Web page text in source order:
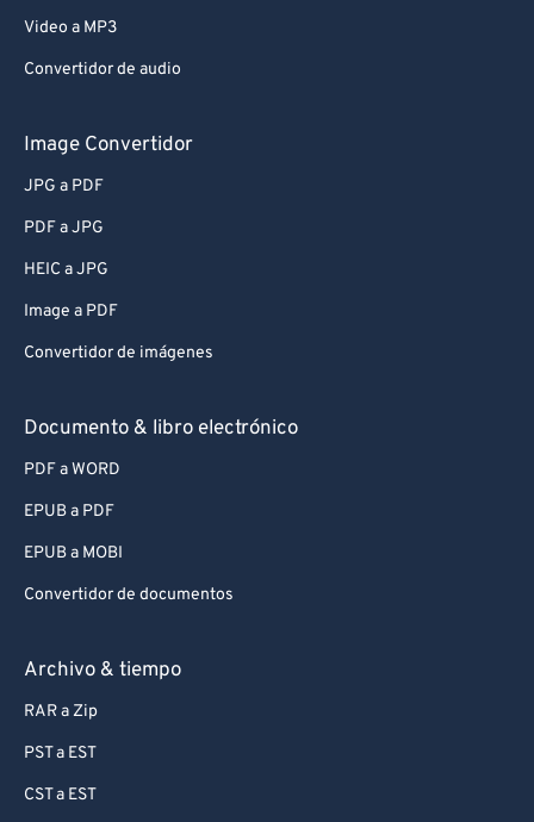
Video a MP3
Convertidor de audio
Image Convertidor
JPG a PDF
PDF a JPG
HEIC a JPG
Image a PDF
Convertidor de imágenes
Documento & libro electrónico
PDF a WORD
EPUB a PDF
EPUB a MOBI
Convertidor de documentos
Archivo & tiempo
RAR a Zip
PST a EST
CST a EST